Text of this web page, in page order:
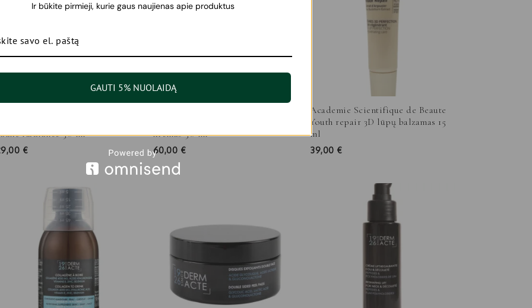
Radiance 50 ml
€
kremas 50 ml
60,00 €
Academie Scientifique de Beaute
Youth repair 3D lūpų balzamas 15
ml
39,00 €
Ir būkite pirmieji, kurie gaus naujienas apie produktus
GAUTI 5% NUOLAIDĄ